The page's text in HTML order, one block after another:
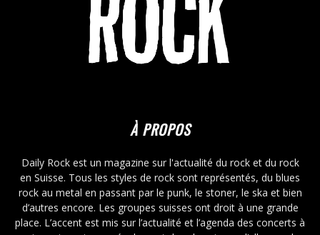
À PROPOS
Daily Rock est un magazine sur l'actualité du rock et du rock
en Suisse. Tous les styles de rock sont représentés, du blues
rock au metal en passant par le punk, le stoner, le ska et bien
d’autres encore. Les groupes suisses ont droit à une grande
place. L’accent est mis sur l’actualité et l’agenda des concerts à